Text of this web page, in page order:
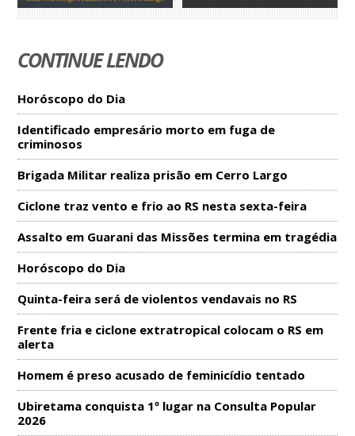
CONTINUE LENDO
Horóscopo do Dia
Identificado empresário morto em fuga de
criminosos
Brigada Militar realiza prisão em Cerro Largo
Ciclone traz vento e frio ao RS nesta sexta-feira
Assalto em Guarani das Missões termina em tragédia
Horóscopo do Dia
Quinta-feira será de violentos vendavais no RS
Frente fria e ciclone extratropical colocam o RS em
alerta
Homem é preso acusado de feminicídio tentado
Ubiretama conquista 1º lugar na Consulta Popular
2026